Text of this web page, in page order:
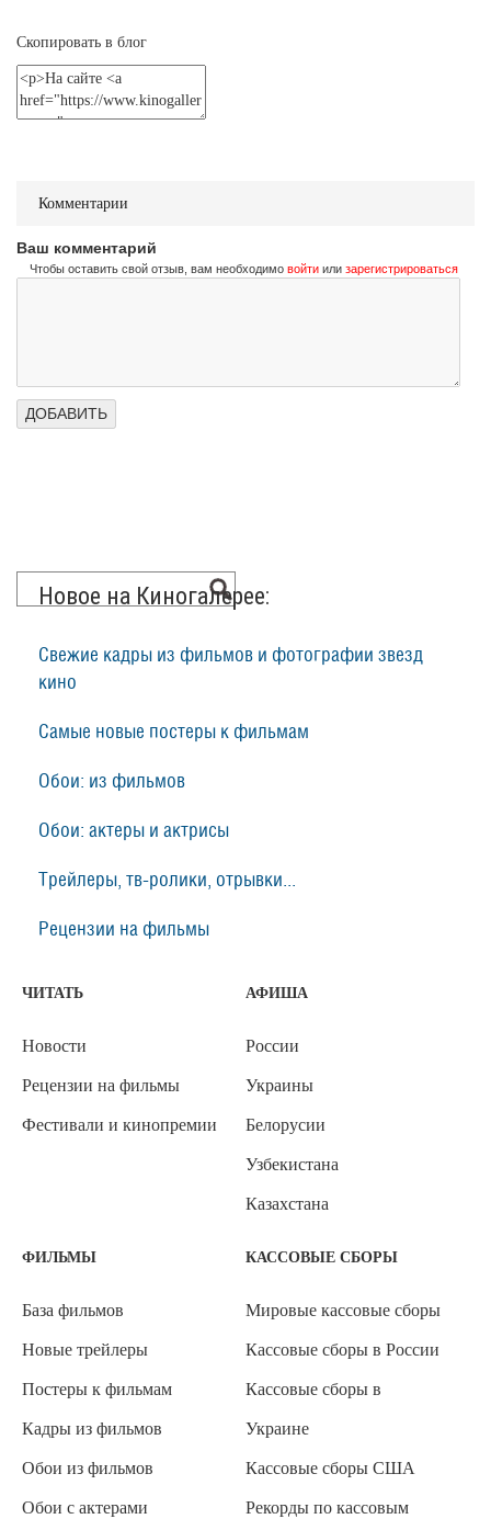
Don't Knock Twice
Скопировать в блог
Комментарии
Ваш комментарий
Чтобы оставить свой отзыв, вам необходимо войти или зарегистрироваться
Новое на Киногалерее:
Свежие кадры из фильмов и фотографии звезд
кино
Самые новые постеры к фильмам
Обои: из фильмов
Обои: актеры и актрисы
Трейлеры, тв-ролики, отрывки...
Рецензии на фильмы
ЧИТАТЬ
Новости
Рецензии на фильмы
Фестивали и кинопремии
АФИША
России
Украины
Белорусии
Узбекистана
Казахстана
ФИЛЬМЫ
База фильмов
Новые трейлеры
Постеры к фильмам
Кадры из фильмов
Обои из фильмов
Обои с актерами
КАССОВЫЕ СБОРЫ
Мировые кассовые сборы
Кассовые сборы в России
Кассовые сборы в
Украине
Кассовые сборы США
Рекорды по кассовым